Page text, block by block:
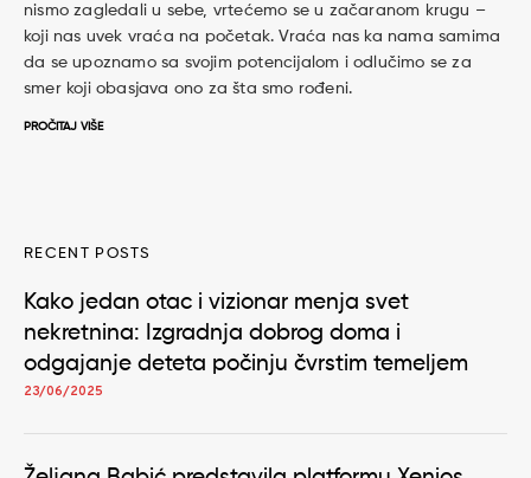
nismo zagledali u sebe, vrtećemo se u začaranom krugu –
koji nas uvek vraća na početak. Vraća nas ka nama samima
da se upoznamo sa svojim potencijalom i odlučimo se za
smer koji obasjava ono za šta smo rođeni.
PROČITAJ VIŠE
RECENT POSTS
Kako jedan otac i vizionar menja svet
nekretnina: Izgradnja dobrog doma i
odgajanje deteta počinju čvrstim temeljem
23/06/2025